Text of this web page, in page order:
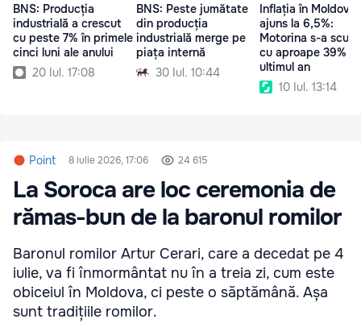
BNS: Producția
industrială a crescut
cu peste 7% în primele
cinci luni ale anului
20 Iul. 17:08
BNS: Peste jumătate
din producția
industrială merge pe
piața internă
30 Iul. 10:44
Inflația în Moldova
ajuns la 6,5%:
Motorina s-a
cu aproape 39% în
ultimul an
10 Iul. 13:14
Point 8 iulie 2026, 17:06 24 615
La Soroca are loc ceremonia de
rămas-bun de la baronul romilor
Baronul romilor Artur Cerari, care a decedat pe 4
iulie, va fi înmormântat nu în a treia zi, cum este
obiceiul în Moldova, ci peste o săptămână. Așa
sunt tradițiile romilor.